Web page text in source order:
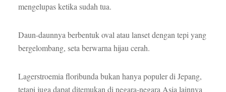
mengelupas ketika sudah tua.
Daun-daunnya berbentuk oval atau lanset dengan tepi yang
bergelombang, seta berwarna hijau cerah.
Lagerstroemia floribunda bukan hanya populer di Jepang,
tetapi juga dapat ditemukan di negara-negara Asia lainnya